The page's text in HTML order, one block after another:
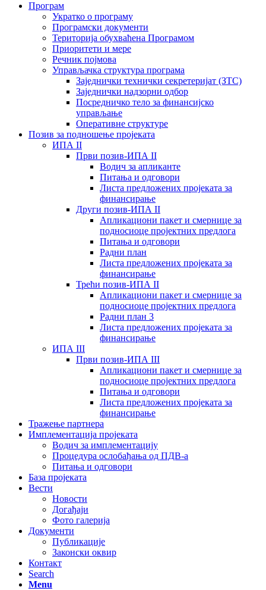
Програм
Укратко о програму
Програмски документи
Територија обухваћена Програмом
Приоритети и мере
Речник појмова
Управљачка структура програма
Заједнички технички секретеријат (ЗТС)
Заједнички надзорни одбор
Посредничко тело за финансијско
управљање
Oперативне структуре
Позив за подношење пројеката
ИПА II
Први позив-ИПА II
Водич за апликанте
Питања и одговори
Листа предложених пројеката за
финансирање
Други позив-ИПА II
Апликациони пакет и смернице за
подносиоце пројектних предлога
Питања и одговори
Радни план
Листа предложених пројеката за
финансирање
Трећи позив-ИПА II
Апликациони пакет и смернице за
подносиоце пројектних предлога
Радни план 3
Листа предложених пројеката за
финансирање
ИПА III
Први позив-ИПА III
Апликациони пакет и смернице за
подносиоце пројектних предлога
Питања и одговори
Листа предложених пројеката за
финансирање
Тражење партнера
Имплементација пројеката
Водич за имплементацију
Процедура ослобађања од ПДВ-а
Питања и одговори
База пројеката
Вести
Новости
Догађаји
Фото галерија
Документи
Публикације
Законски оквир
Контакт
Search
Menu